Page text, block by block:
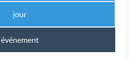
jour
événement